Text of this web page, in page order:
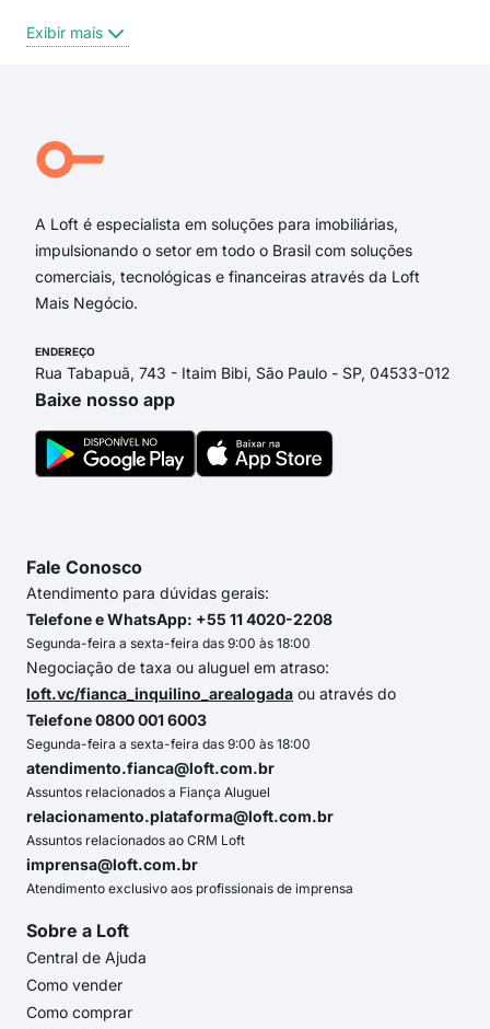
Informações
Travessa Pirajá
Travessa Perebebuí
Exibir mais
A Loft é especialista em soluções para imobiliárias,
impulsionando o setor em todo o Brasil com soluções
comerciais, tecnológicas e financeiras através da Loft
Mais Negócio.
ENDEREÇO
Rua Tabapuã, 743 - Itaim Bibi, São Paulo - SP, 04533-012
Baixe nosso app
Fale Conosco
Atendimento para dúvidas gerais:
Telefone e WhatsApp: +55 11 4020-2208
Segunda-feira a sexta-feira das 9:00 às 18:00
Negociação de taxa ou aluguel em atraso:
loft.vc/fianca_inquilino_arealogada ou através do
Telefone 0800 001 6003
Segunda-feira a sexta-feira das 9:00 às 18:00
atendimento.fianca@loft.com.br
Assuntos relacionados a Fiança Aluguel
relacionamento.plataforma@loft.com.br
Assuntos relacionados ao CRM Loft
imprensa@loft.com.br
Atendimento exclusivo aos profissionais de imprensa
Sobre a Loft
Central de Ajuda
Como vender
Como comprar